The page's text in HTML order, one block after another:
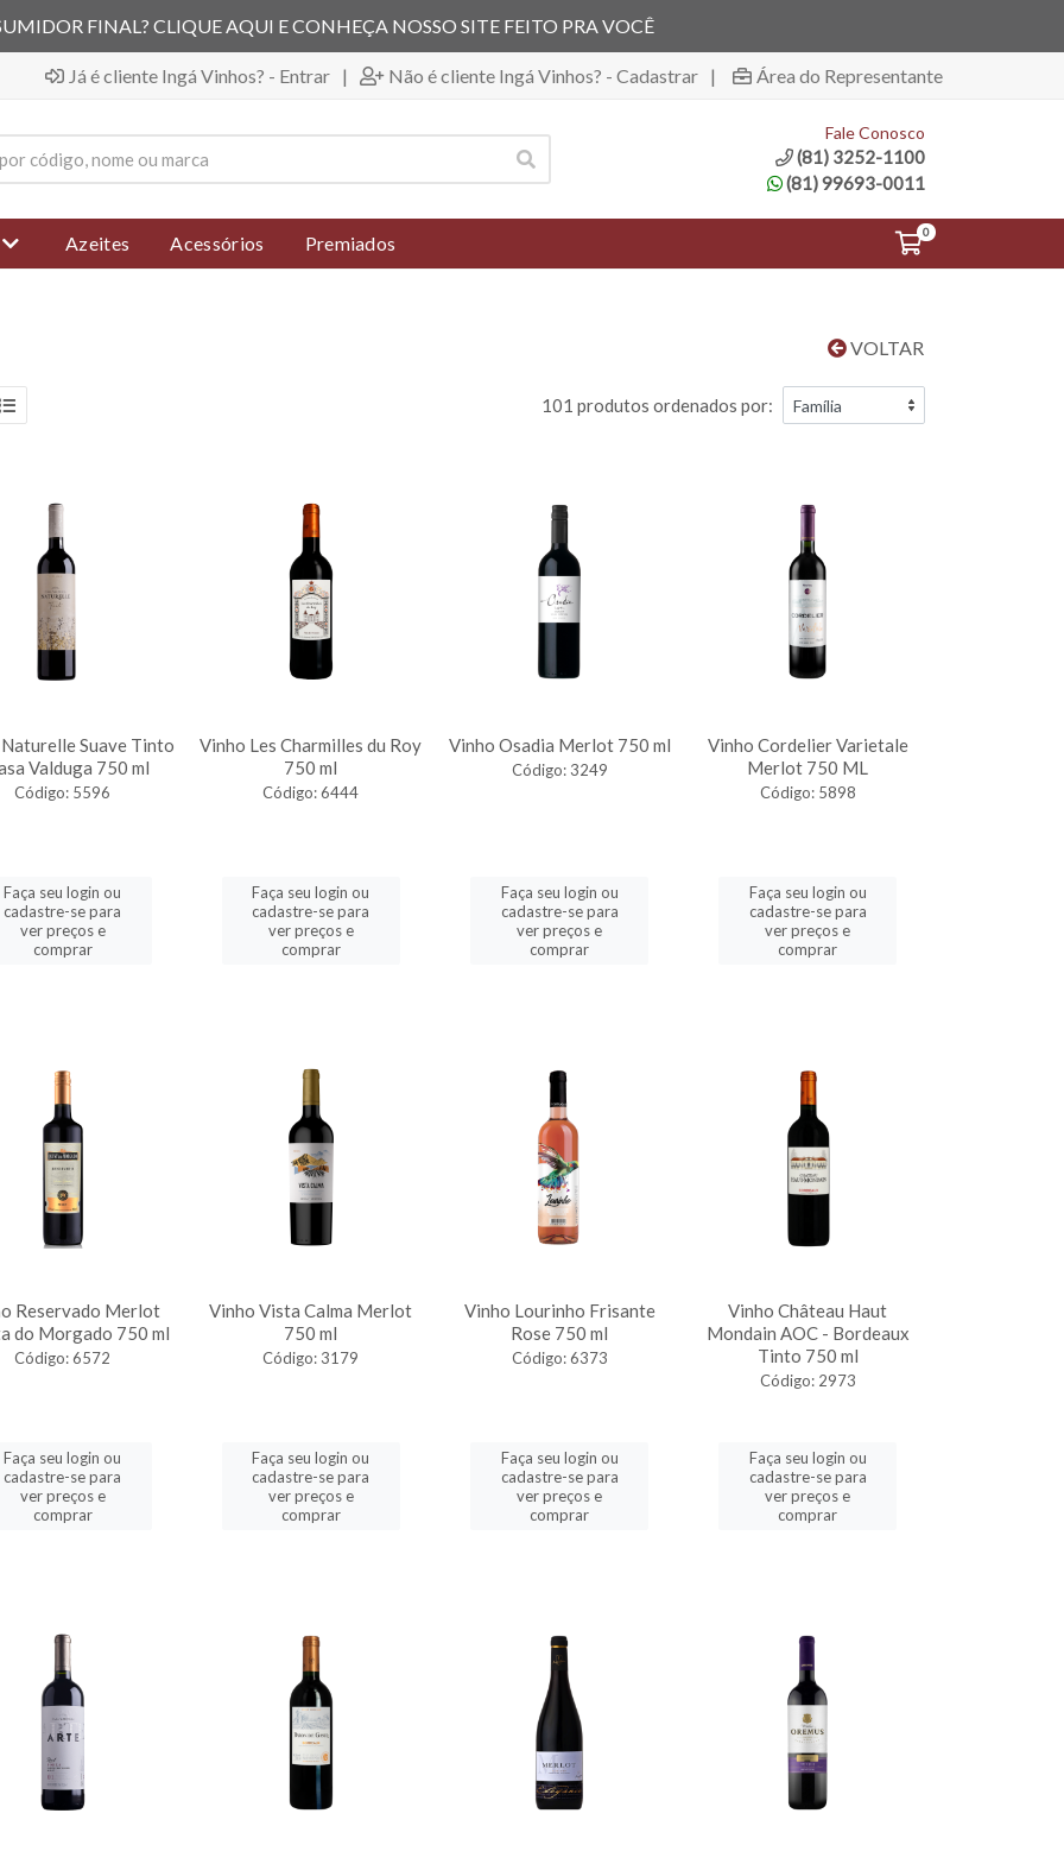
FINAL? CLIQUE AQUI E CONHEÇA NOSSO SITE FEITO PRA VOCÊ
Já é cliente Ingá Vinhos? - Entrar | Não é cliente Ingá Vinhos? - Cadastrar | Área do Representante
Fale Conosco
(81) 3252-1100
(81) 99693-0011
Azeites Acessórios Premiados
0
VOLTAR
101 produtos ordenados por:
Suave Tinto
Valduga 750 ml
Código: 5596
Faça seu login ou
cadastre-se para
ver preços e
comprar
Vinho Les Charmilles du Roy
750 ml
Código: 6444
Faça seu login ou
cadastre-se para
ver preços e
comprar
Vinho Osadia Merlot 750 ml
Código: 3249
Faça seu login ou
cadastre-se para
ver preços e
comprar
Vinho Cordelier Varietale
Merlot 750 ML
Código: 5898
Faça seu login ou
cadastre-se para
ver preços e
comprar
Reservado Merlot
do Morgado 750 ml
Código: 6572
Faça seu login ou
cadastre-se para
ver preços e
comprar
Vinho Vista Calma Merlot
750 ml
Código: 3179
Faça seu login ou
cadastre-se para
ver preços e
comprar
Vinho Lourinho Frisante
Rose 750 ml
Código: 6373
Faça seu login ou
cadastre-se para
ver preços e
comprar
Vinho Château Haut
Mondain AOC - Bordeaux
Tinto 750 ml
Código: 2973
Faça seu login ou
cadastre-se para
ver preços e
comprar